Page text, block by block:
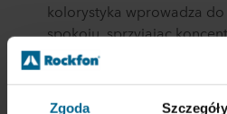
Zgoda Szczegóły
kolorystyka wprowadza
spokoju, sprzyjając
jakość wykonywanych
przestrzeń pracy, ale także